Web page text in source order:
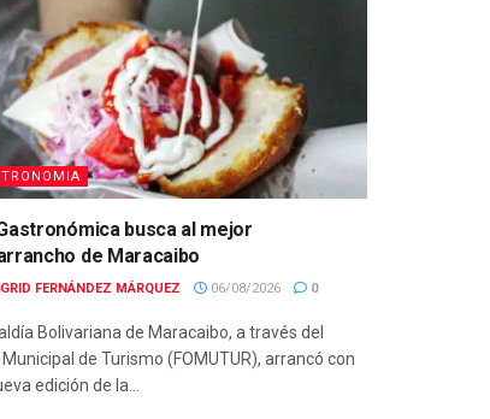
busca al mejor
de Maracaibo
FERNÁNDEZ MÁRQUEZ 06/08/2026 0
Bolivariana de Maracaibo, a través del
de Turismo (FOMUTUR), arrancó con
edición de la...